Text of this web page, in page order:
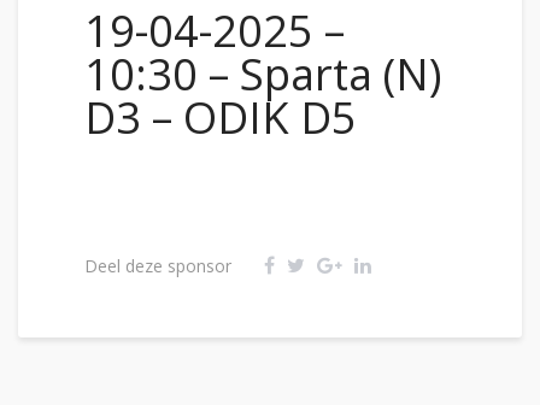
19-04-2025 –
10:30 – Sparta (N)
D3 – ODIK D5
Deel deze sponsor